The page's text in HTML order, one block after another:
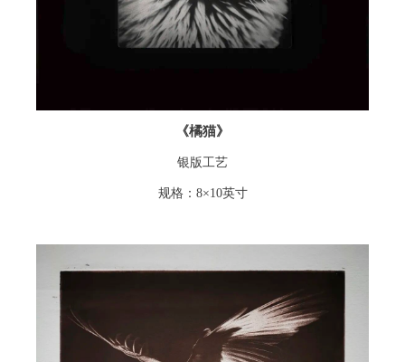
《橘猫》
银版工艺
规格：8×10英寸